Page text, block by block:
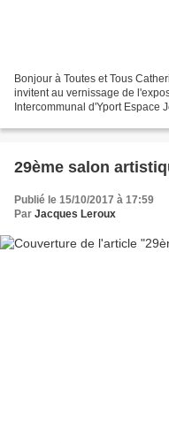
Bonjour à Toutes et Tous
invitent au vernissage de
Intercommunal d'Yport Espace
29ème salon
Publié le 15/10/2017 à 17:59
Par Jacques Leroux